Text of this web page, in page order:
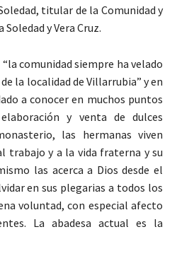
titular de la Comunidad y
y Vera Cruz.
comunidad siempre ha velado
la localidad de Villarrubia” y en
a conocer en muchos puntos
y venta de dulces
las hermanas viven
trabajo y a la vida fraterna y su
las acerca a Dios desde el
en sus plegarias a todos los
voluntad, con especial afecto
La abadesa actual es la